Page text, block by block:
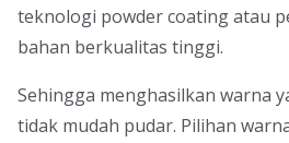
teknologi powder coating atau
bahan berkualitas tinggi.
Sehingga menghasilkan warna
tidak mudah pudar. Pilihan